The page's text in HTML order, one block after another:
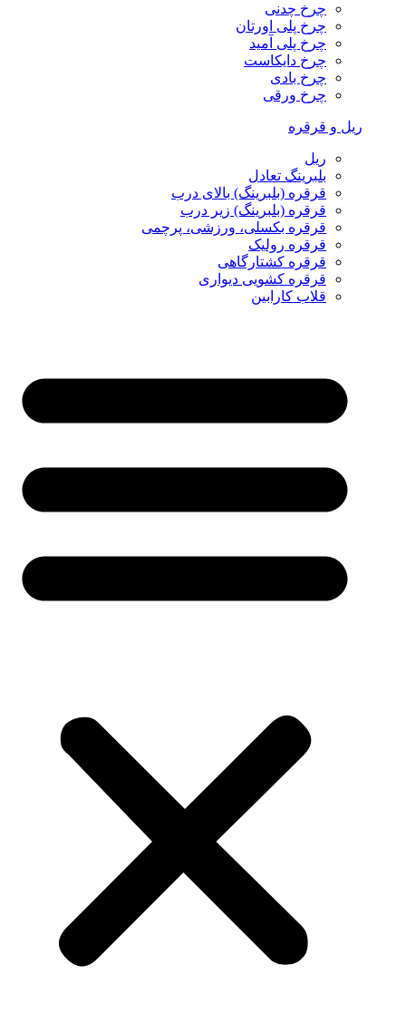
چرخ چدنی
چرخ پلی اورتان
چرخ پلی آمید
چرخ دایکاست
چرخ بادی
چرخ ورقی
ریل و قرقره
ریل
بلبرینگ تعادل
قرقره (بلبرینگ) بالای درب
قرقره (بلبرینگ) زیر درب
قرقره بکسلی، ورزشی، پرچمی
قرقره رولیک
قرقره کشتارگاهی
قرقره کشویی دیواری
قلاب کارابین